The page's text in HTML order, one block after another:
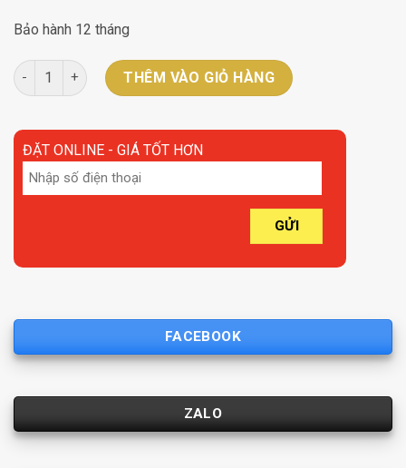
Bảo hành 12 tháng
Cảm biến đóng mở cửa số lượng
THÊM VÀO GIỎ HÀNG
ĐẶT ONLINE - GIÁ TỐT HƠN
FACEBOOK
ZALO